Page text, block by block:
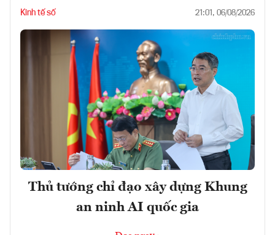
Kinh tế số 21:01, 06/08/2026
Thủ tướng chỉ đạo xây dựng Khung
an ninh AI quốc gia